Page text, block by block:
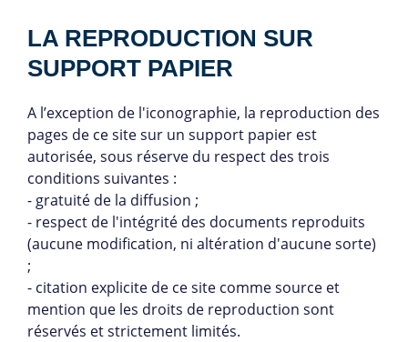
LA REPRODUCTION SUR
SUPPORT PAPIER
A l’exception de l'iconographie, la reproduction des
pages de ce site sur un support papier est
autorisée, sous réserve du respect des trois
conditions suivantes :
- gratuité de la diffusion ;
- respect de l'intégrité des documents reproduits
(aucune modification, ni altération d'aucune sorte)
;
- citation explicite de ce site comme source et
mention que les droits de reproduction sont
réservés et strictement limités.